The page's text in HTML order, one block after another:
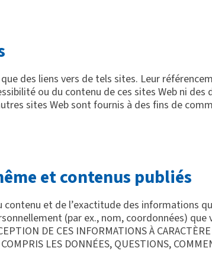
des liens vers de tels sites. Leur
ou du contenu de ces sites Web ni
sites Web sont fournis à des fins de
et contenus publiés
et de l’exactitude des informations
(par ex., nom, coordonnées) que
DE CES INFORMATIONS À
LES DONNÉES, QUESTIONS,